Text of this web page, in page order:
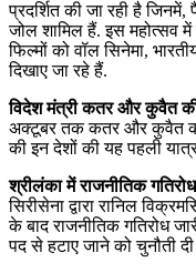
प्रदर्शित की जा रही है
जोल शामिल हैं. इस महोत्‍सव
फिल्‍मों को वॉल सिनेमा,
दिखाए जा रहे हैं.
विदेश मंत्री कतर और कुवैत की
अक्टूबर तक कतर और कुवैत की
की इन देशों की यह पहली
श्रीलंका में राजनीतिक
सिरीसेना द्वारा रानिल
के बाद राजनीतिक गतिरोध
पद से हटाए जाने को चुनौती